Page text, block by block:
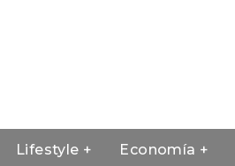
Lifestyle + Economía +